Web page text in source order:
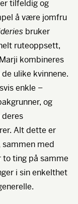
tilfeldig og
å være jomfru
bruker
ruteoppsett,
kombineres
ulike kvinnene.
enkle –
og
deres
Alt dette er
sammen med
ting på samme
i sin enkelthet